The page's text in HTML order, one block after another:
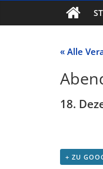
« Alle
18.
+ ZU